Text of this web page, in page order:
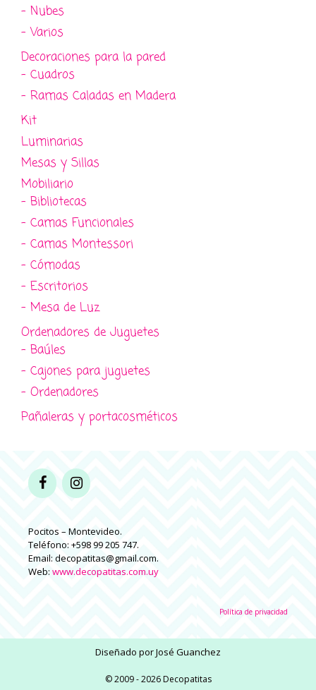
- Nubes
- Varios
Decoraciones para la pared
- Cuadros
- Ramas Caladas en Madera
Kit
Luminarias
Mesas y Sillas
Mobiliario
- Bibliotecas
- Camas Funcionales
- Camas Montessori
- Cómodas
- Escritorios
- Mesa de Luz
Ordenadores de Juguetes
- Baúles
- Cajones para juguetes
- Ordenadores
Pañaleras y portacosméticos
Pocitos – Montevideo.
Teléfono: +598 99 205 747.
Email: decopatitas@gmail.com.
Web: www.decopatitas.com.uy
Política de privacidad
Diseñado porJosé Guanchez
© 2009 - 2026 Decopatitas